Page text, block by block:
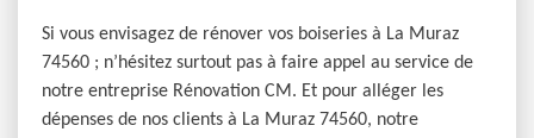
Si vous envisagez de rénover vos boiseries à La Muraz
74560 ; n’hésitez surtout pas à faire appel au service de
notre entreprise Rénovation CM. Et pour alléger les
dépenses de nos clients à La Muraz 74560, notre